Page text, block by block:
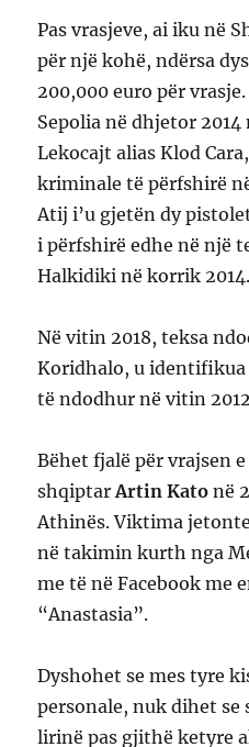
Pas vrasjeve, ai iku në
për një kohë, ndërsa
200,000 euro për
Sepolia në dhjetor
Lekocajt alias Klod
kriminale të përfshirë
Atij i’u gjetën dy
i përfshirë edhe në një
Halkidiki në korrik 2014.
Në vitin 2018, teksa
Koridhalo, u identifikua
të ndodhur në vitin
Bëhet fjalë për vrajsen
shqiptarArtin Kato në
Athinës. Viktima
në takimin kurth nga
me të në Facebook me
“Anastasia”.
Dyshohet se mes tyre
personale, nuk dihet se
lirinë pas gjithë ketyre